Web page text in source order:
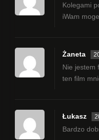
Kolegami
iWam
Żaneta
Nie jestem
ten film
Łukasz
Bardzo